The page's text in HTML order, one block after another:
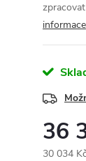
informace
36
30 034